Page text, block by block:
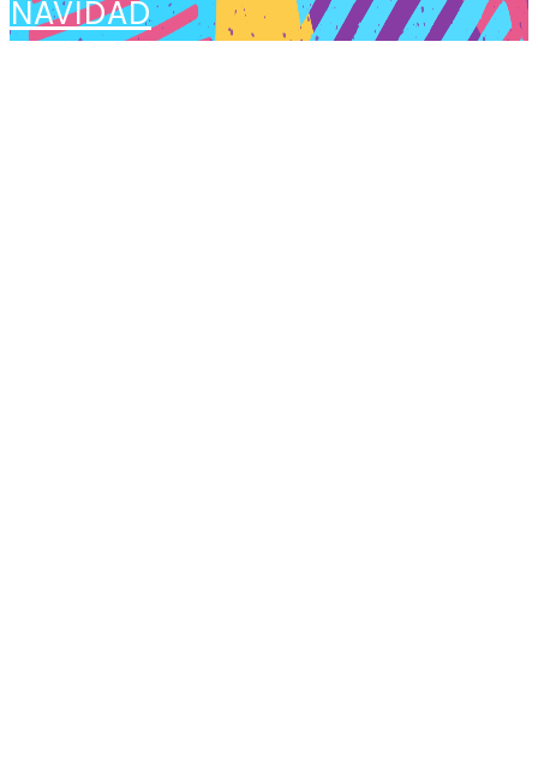
NAVIDAD